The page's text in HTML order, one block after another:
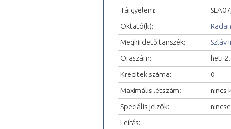
Tárgyelem:
Oktató(k):
Meghirdető tanszék:
Szláv
Óraszám:
heti
Kreditek száma:
0
Maximális létszám:
nincs
Speciális jelzők:
Leírás: